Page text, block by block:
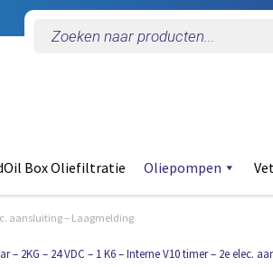
zoeken
Box Oliefiltratie Oliepompen
aansluiting – Laagmelding
– 2KG – 24 VDC – 1 K6 – Interne V10 timer – 2e elec.